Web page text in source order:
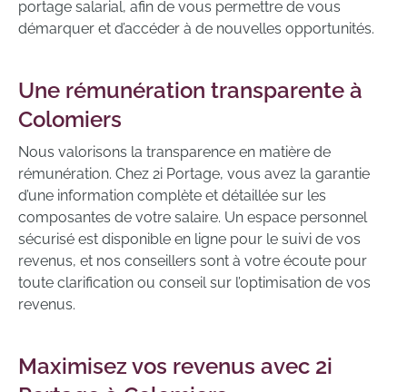
portage salarial, afin de vous permettre de vous
démarquer et d’accéder à de nouvelles opportunités.
Une rémunération transparente à
Colomiers
Nous valorisons la transparence en matière de
rémunération. Chez 2i Portage, vous avez la garantie
d’une information complète et détaillée sur les
composantes de votre salaire. Un espace personnel
sécurisé est disponible en ligne pour le suivi de vos
revenus, et nos conseillers sont à votre écoute pour
toute clarification ou conseil sur l’optimisation de vos
revenus.
Maximisez vos revenus avec 2i